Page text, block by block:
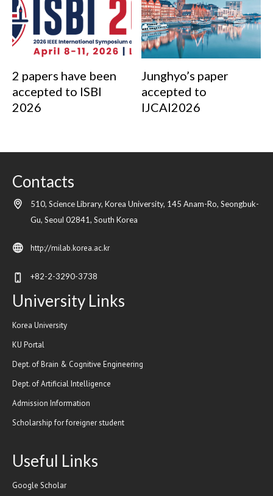
2 papers have been
accepted to ISBI
2026
Junghyo’s paper
accepted to
IJCAI2026
Contacts
510, Science Library, Korea University, 145 Anam-Ro, Seongbuk-
Gu,Seoul02841,South Korea
http://milab.korea.ac.kr
+82-2-3290-3738
University Links
Korea University
KU Portal
Dept. of Brain & Cognitive Engineering
Dept. of Artificial Intelligence
Admission Information
Scholarship for foreigner student
Useful Links
Google Scholar